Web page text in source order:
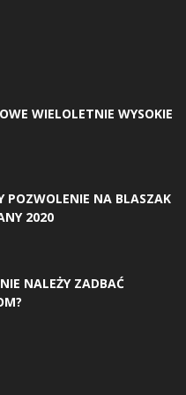
WIELOLETNIE WYSOKIE
POZWOLENIE NA BLASZAK
2020
NALEŻY ZADBAĆ